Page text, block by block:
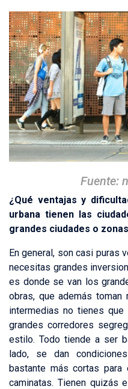
Fuente:
¿Qué ventajas y
urbana tienen las
grandes ciudades o
En general, son casi puras
necesitas grandes
es donde se van los
obras, que además toman
intermedias no tienes
grandes corredores
estilo. Todo tiende a ser
lado, se dan
bastante más cortas
caminatas. Tienen quizás